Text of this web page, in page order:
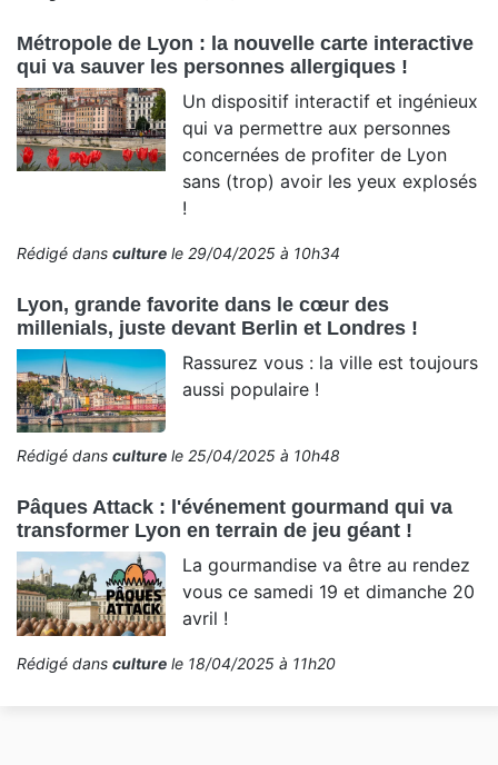
Métropole de Lyon : la nouvelle carte interactive
qui va sauver les personnes allergiques !
Un dispositif interactif et ingénieux
qui va permettre aux personnes
concernées de profiter de Lyon
sans (trop) avoir les yeux explosés
!
Rédigé dans culture le 29/04/2025 à 10h34
Lyon, grande favorite dans le cœur des
millenials, juste devant Berlin et Londres !
Rassurez vous : la ville est toujours
aussi populaire !
Rédigé dans culture le 25/04/2025 à 10h48
Pâques Attack : l'événement gourmand qui va
transformer Lyon en terrain de jeu géant !
La gourmandise va être au rendez
vous ce samedi 19 et dimanche 20
avril !
Rédigé dans culture le 18/04/2025 à 11h20